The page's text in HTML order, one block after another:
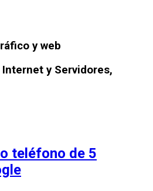
y web
y Servidores,
teléfono de 5